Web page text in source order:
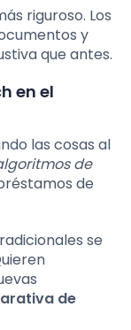
riguroso. Los
y
que antes.
en el
las cosas al
de
de
se
de